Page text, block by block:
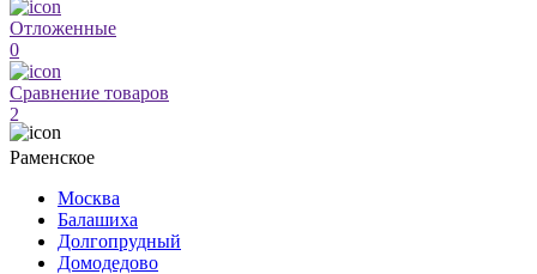
Отложенные
0
Сравнение товаров
2
Раменское
Москва
Балашиха
Долгопрудный
Домодедово